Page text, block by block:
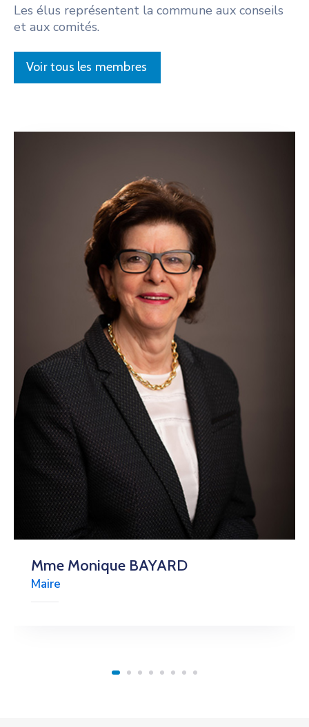
Les élus représentent la commune aux conseils
et aux comités.
Voir tous les membres
Mme Monique BAYARD
Maire